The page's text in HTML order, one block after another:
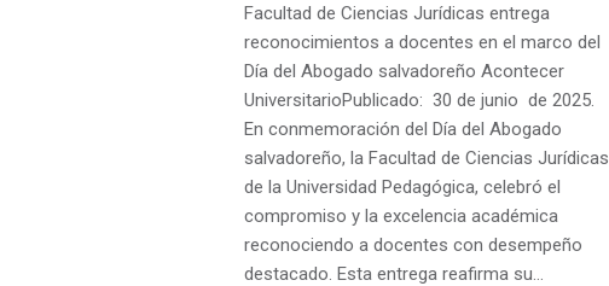
Facultad de Ciencias Jurídicas entrega
reconocimientos a docentes en el marco del
Día del Abogado salvadoreño Acontecer
UniversitarioPublicado: 30 de junio de 2025.
En conmemoración del Día del Abogado
salvadoreño, la Facultad de Ciencias Jurídicas
de la Universidad Pedagógica, celebró el
compromiso y la excelencia académica
reconociendo a docentes con desempeño
destacado. Esta entrega reafirma su…